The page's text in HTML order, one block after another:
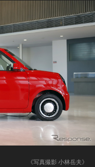
《写真撮影 小林岳夫》